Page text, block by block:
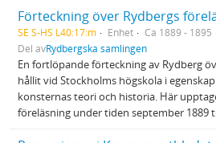
Förteckning över Rydbergs
SE S-HS L40:17:m Enhet
Ca 1889 - 1895
Del avRydbergska samlingen
En fortlöpande förteckning av Rydberg
hållit vid Stockholms högskola i
konsternas teori och historia. Här
föreläsning under tiden september 1889